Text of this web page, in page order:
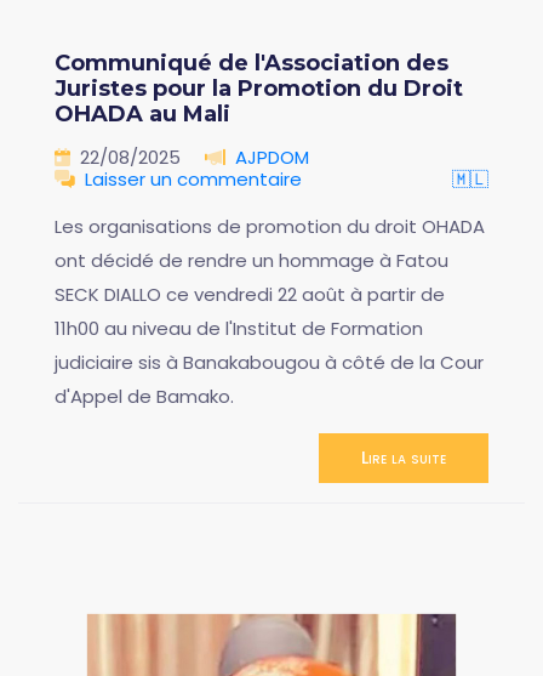
Communiqué de l'Association des
Juristes pour la Promotion du Droit
OHADA au Mali
22/08/2025
AJPDOM
Laisser un commentaire
🇲🇱
Les organisations de promotion du droit OHADA
ont décidé de rendre un hommage à Fatou
SECK DIALLO ce vendredi 22 août à partir de
11h00 au niveau de l'Institut de Formation
judiciaire sis à Banakabougou à côté de la Cour
d'Appel de Bamako.
Lire la suite